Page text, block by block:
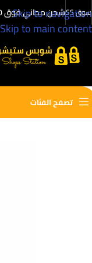
Skip to navigation
Skip to main content
سوق SS شحن مجاني فوق 300 ريال | ضمان 14 يوم | مركز معتمد في جدة
تصفح الفئات